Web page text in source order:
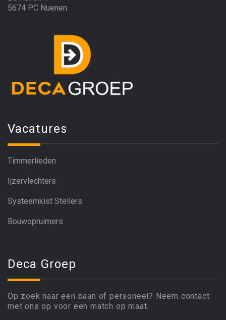
5674 PC Nuenen
Vacatures
Timmerlieden
Ijzervlechters
Systeemkist Stellers
Bouwopruimers
Deca Groep
Op zoek naar een baan of personeel? Neem contact
met ons op voor een match op maat.